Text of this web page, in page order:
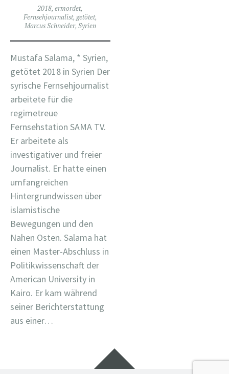
2018,ermordet,
Fernsehjournalist, getötet,
Marcus Schneider, Syrien
Mustafa Salama, * Syrien,
getötet 2018 in Syrien Der
syrische Fernsehjournalist
arbeitete für die
regimetreue
Fernsehstation SAMA TV.
Er arbeitete als
investigativer und freier
Journalist. Er hatte einen
umfangreichen
Hintergrundwissen über
islamistische
Bewegungen und den
Nahen Osten. Salama hat
einen Master-Abschluss in
Politikwissenschaft der
American University in
Kairo. Er kam während
seiner Berichterstattung
aus einer…
Widgets